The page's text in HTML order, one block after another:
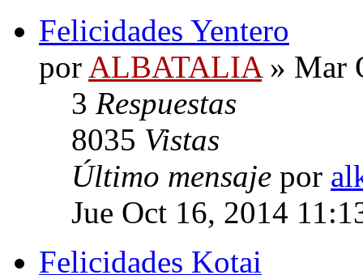
Felicidades Yentero
por ALBATALIA» Mar
3 Respuestas
8035 Vistas
Último mensaje por
Jue Oct 16, 2014
Felicidades Kotai